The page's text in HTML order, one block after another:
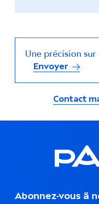
Une précision sur
Envoyer
Contact
Abonnez-vous à